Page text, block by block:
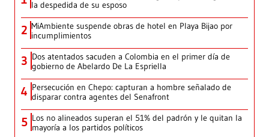
la despedida de su esposo
2 MiAmbiente suspende obras de hotel en Playa Bijao por
incumplimientos
3 Dos atentados sacuden a Colombia en el primer día de
gobierno de Abelardo De La Espriella
4 Persecución en Chepo: capturan a hombre señalado de
disparar contra agentes del Senafront
5 Los no alineados superan el 51% del padrón y le quitan la
mayoría a los partidos políticos